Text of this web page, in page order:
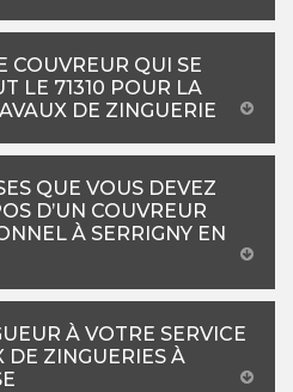
COUVREUR QUI SE
LE 71310 POUR LA
DE ZINGUERIE
QUE VOUS DEVEZ
D’UN COUVREUR
À SERRIGNY EN
À VOTRE SERVICE
DE ZINGUERIES À